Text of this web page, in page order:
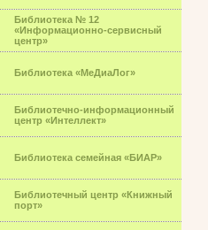
Библиотека № 12
«Информационно-сервисный
центр»
Библиотека «МеДиаЛог»
Библиотечно-информационный
центр «Интеллект»
Библиотека семейная «БИАР»
Библиотечный центр «Книжный
порт»